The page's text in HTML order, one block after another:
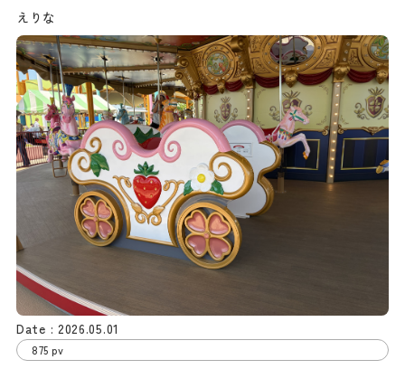
えりな
2026.05.01
875 pv